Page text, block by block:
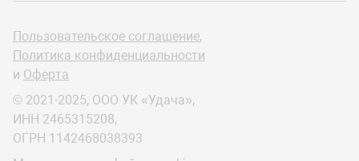
Пользовательское соглашение,
Политика конфиденциальности
и Оферта
© 2021-2025, ООО УК «Удача»,
ИНН 2465315208,
ОГРН 1142468038393